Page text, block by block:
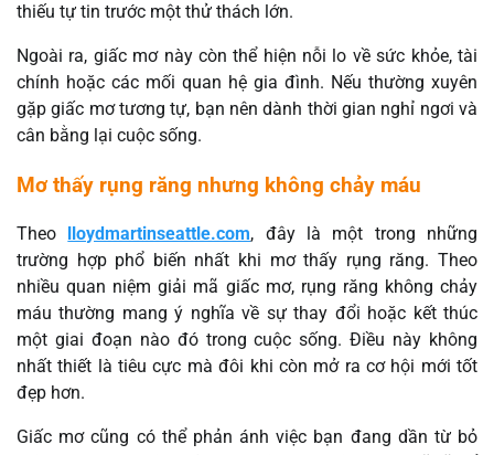
thiếu tự tin trước một thử thách lớn.
Ngoài ra, giấc mơ này còn thể hiện nỗi lo về sức khỏe, tài
chính hoặc các mối quan hệ gia đình. Nếu thường xuyên
gặp giấc mơ tương tự, bạn nên dành thời gian nghỉ ngơi và
cân bằng lại cuộc sống.
Mơ thấy rụng răng nhưng không chảy máu
Theo lloydmartinseattle.com, đây là một trong những
trường hợp phổ biến nhất khi mơ thấy rụng răng. Theo
nhiều quan niệm giải mã giấc mơ, rụng răng không chảy
máu thường mang ý nghĩa về sự thay đổi hoặc kết thúc
một giai đoạn nào đó trong cuộc sống. Điều này không
nhất thiết là tiêu cực mà đôi khi còn mở ra cơ hội mới tốt
đẹp hơn.
Giấc mơ cũng có thể phản ánh việc bạn đang dần từ bỏ